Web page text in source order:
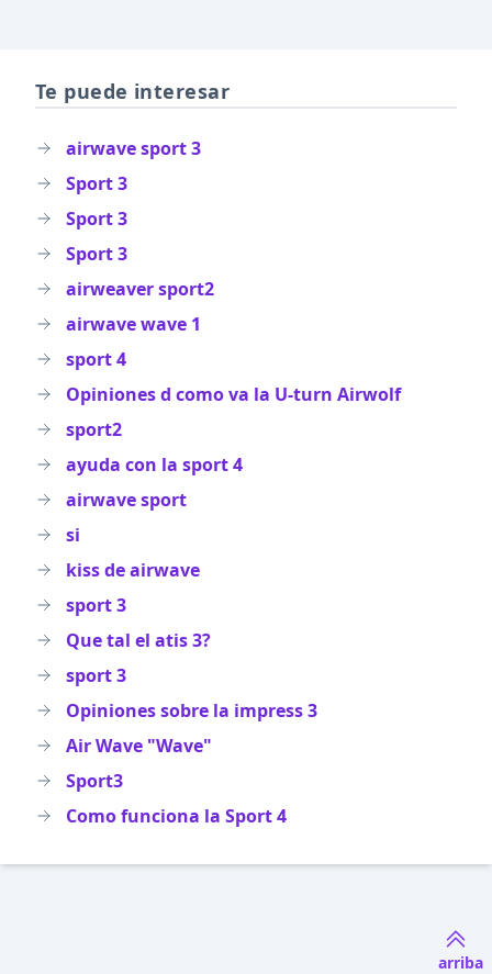
Te puede interesar
airwave sport 3
Sport 3
Sport 3
Sport 3
airweaver sport2
airwave wave 1
sport 4
Opiniones d como va la U-turn Airwolf
sport2
ayuda con la sport 4
airwave sport
si
kiss de airwave
sport 3
Que tal el atis 3?
sport 3
Opiniones sobre la impress 3
Air Wave "Wave"
Sport3
Como funciona la Sport 4
arriba